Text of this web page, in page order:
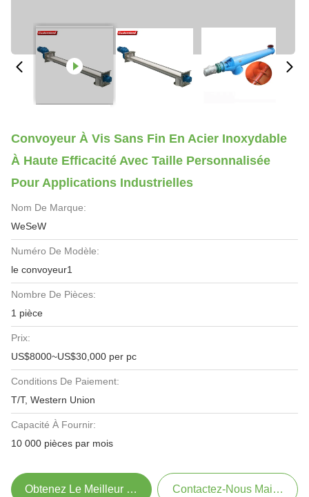
Convoyeur À Vis Sans Fin En Acier Inoxydable
À Haute Efficacité Avec Taille Personnalisée
Pour Applications Industrielles
Nom De Marque:
WeSeW
Numéro De Modèle:
le convoyeur1
Nombre De Pièces:
1 pièce
Prix:
US$8000~US$30,000 per pc
Conditions De Paiement:
T/T, Western Union
Capacité À Fournir:
10 000 pièces par mois
Obtenez Le Meilleur Prix Contactez-Nous Maintenant